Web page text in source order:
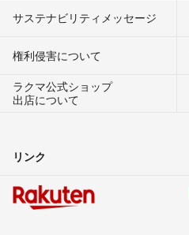
サステナビリティメッセージ
権利侵害について
ラクマ公式ショップ
出店について
リンク